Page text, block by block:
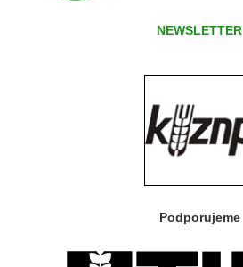
NEWSLETTER
Podporujeme